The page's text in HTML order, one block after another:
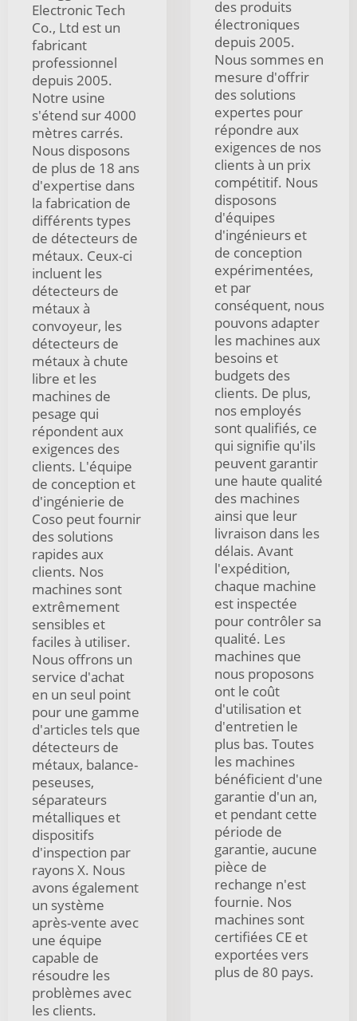
Electronic Tech
Co., Ltd est un
fabricant
professionnel
depuis 2005.
Notre usine
s'étend sur 4000
mètres carrés.
Nous disposons
de plus de 18 ans
d'expertise dans
la fabrication de
différents types
de détecteurs de
métaux. Ceux-ci
incluent les
détecteurs de
métaux à
convoyeur, les
détecteurs de
métaux à chute
libre et les
machines de
pesage qui
répondent aux
exigences des
clients. L'équipe
de conception et
d'ingénierie de
Coso peut fournir
des solutions
rapides aux
clients. Nos
machines sont
extrêmement
sensibles et
faciles à utiliser.
Nous offrons un
service d'achat
en un seul point
pour une gamme
d'articles tels que
détecteurs de
métaux, balance-
peseuses,
séparateurs
métalliques et
dispositifs
d'inspection par
rayons X. Nous
avons également
un système
après-vente avec
une équipe
capable de
résoudre les
problèmes avec
les clients.
des produits
électroniques
depuis 2005.
Nous sommes en
mesure d'offrir
des solutions
expertes pour
répondre aux
exigences de nos
clients à un prix
compétitif. Nous
disposons
d'équipes
d'ingénieurs et
de conception
expérimentées,
et par
conséquent, nous
pouvons adapter
les machines aux
besoins et
budgets des
clients. De plus,
nos employés
sont qualifiés, ce
qui signifie qu'ils
peuvent garantir
une haute qualité
des machines
ainsi que leur
livraison dans les
délais. Avant
l'expédition,
chaque machine
est inspectée
pour contrôler sa
qualité. Les
machines que
nous proposons
ont le coût
d'utilisation et
d'entretien le
plus bas. Toutes
les machines
bénéficient d'une
garantie d'un an,
et pendant cette
période de
garantie, aucune
pièce de
rechange n'est
fournie. Nos
machines sont
certifiées CE et
exportées vers
plus de 80 pays.